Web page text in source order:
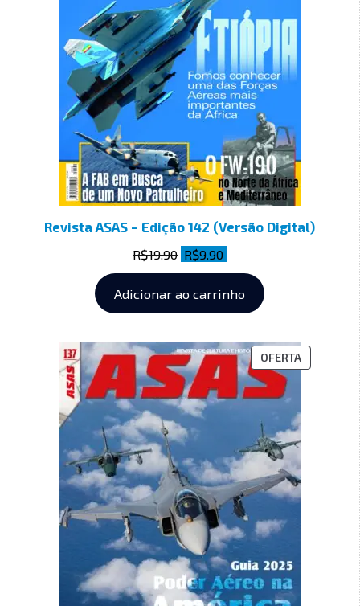
Revista ASAS – Edição 142 (Versão Digital)
R$19.90 R$9.90
Adicionar ao carrinho
OFERTA